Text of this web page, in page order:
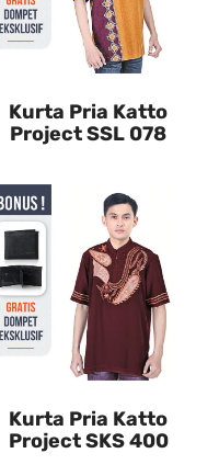
Kurta Pria Katto
Project SSL 078
Kurta Pria Katto
Project SKS 400